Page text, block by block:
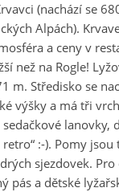
(nachází se
Alpách).
a ceny v
než na Rogle!
m. Středisko se
výšky a má tři
sedačkové lanovky,
retro“ :-). Pomy
sjezdovek.
pás a dětské